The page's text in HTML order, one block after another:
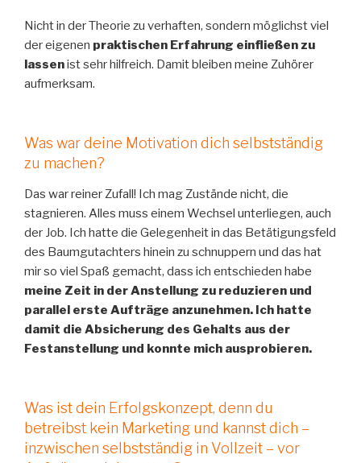
Nicht in der Theorie zu verhaften, sondern möglichst viel
der eigenen praktischen Erfahrung einfließen zu
lassenist sehr hilfreich. Damit bleiben meine Zuhörer
aufmerksam.
Was war deine Motivation dich selbstständig
zu machen?
Das war reiner Zufall! Ich mag Zustände nicht, die
stagnieren. Alles muss einem Wechsel unterliegen, auch
der Job. Ich hatte die Gelegenheit in das Betätigungsfeld
des Baumgutachters hinein zu schnuppern und das hat
mir so viel Spaß gemacht, dass ich entschieden habe
meine Zeit in der Anstellung zu reduzieren und
parallel erste Aufträge anzunehmen. Ich hatte
damit die Absicherung des Gehalts aus der
Festanstellung und konnte mich ausprobieren.
Was ist dein Erfolgskonzept, denn du
betreibst kein Marketing und kannst dich –
inzwischen selbstständig in Vollzeit – vor